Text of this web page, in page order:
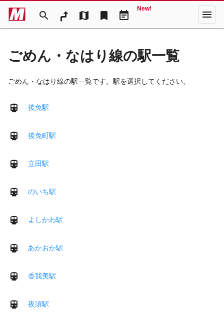
search map bookmark event_note
New! menu
ごめん・なはり線の駅一覧
ごめん・なはり線の駅一覧です。駅を選択してください。
後免駅
後免町駅
立田駅
のいち駅
よしかわ駅
あかおか駅
香我美駅
夜須駅